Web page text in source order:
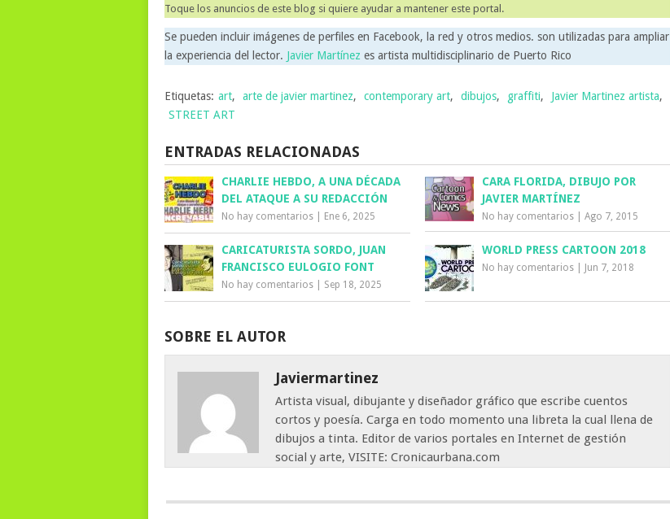
Toque los anuncios de este blog si quiere ayudar a mantener este portal.
Se pueden incluir imágenes de perfiles en Facebook, la red y otros medios. son utilizadas para ampliar
la experiencia del lector. Javier Martínez es artista multidisciplinario de Puerto Rico
Etiquetas: art, arte de javier martinez, contemporary art, dibujos, graffiti, Javier Martinez artista,
STREET ART
ENTRADAS RELACIONADAS
CHARLIE HEBDO, A UNA DÉCADA
DEL ATAQUE A SU REDACCIÓN
No hay comentarios Ene 6, 2025
CARA FLORIDA, DIBUJO POR
JAVIER MARTÍNEZ
No hay comentarios |Ago 7, 2015
CARICATURISTA SORDO, JUAN
FRANCISCO EULOGIO FONT
No hay comentarios Sep 18, 2025
WORLD PRESS CARTOON 2018
No hay comentarios Jun 7, 2018
SOBRE EL AUTOR
Javiermartinez
Artista visual, dibujante y diseñador gráfico que escribe cuentos
cortos y poesía. Carga en todo momento una libreta la cual llena de
dibujos a tinta. Editor de varios portales en Internet de gestión
social y arte, VISITE: Cronicaurbana.com